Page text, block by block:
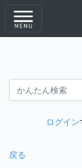
ログイン
戻る